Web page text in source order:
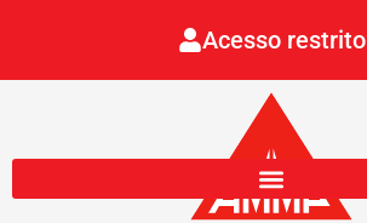
Acesso restrito